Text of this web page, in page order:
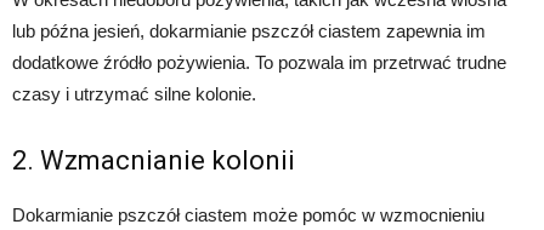
lub późna jesień, dokarmianie pszczół ciastem zapewnia im
dodatkowe źródło pożywienia. To pozwala im przetrwać trudne
czasy i utrzymać silne kolonie.
2. Wzmacnianie kolonii
Dokarmianie pszczół ciastem może pomóc w wzmocnieniu